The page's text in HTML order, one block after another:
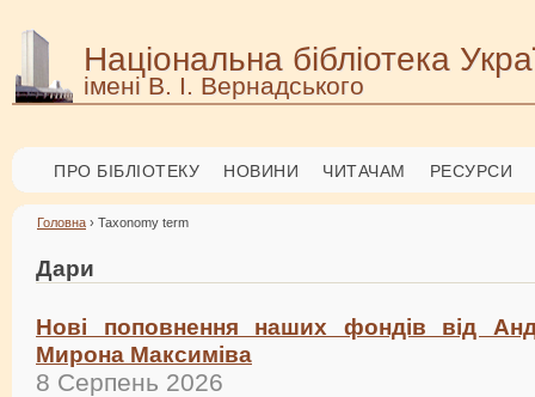
Національна бібліотека
імені В. І. Вернадського
ПРО БІБЛІОТЕКУ НОВИНИ ЧИТАЧАМ РЕСУРСИ
Головна › Taxonomy term
Дари
Нові поповнення наших фондів від
Мирона Максиміва
8 Серпень 2026